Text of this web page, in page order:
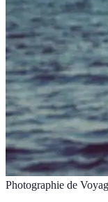
Photographie de